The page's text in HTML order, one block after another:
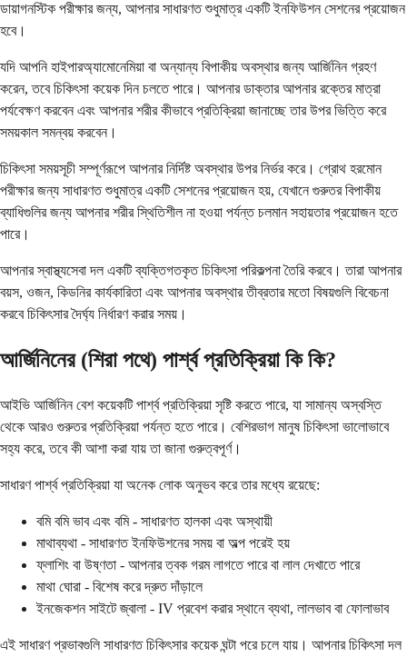
ডায়াগনস্টিক পরীক্ষার জন্য, আপনার সাধারণত শুধুমাত্র একটি ইনফিউশন সেশনের প্রয়োজন
হবে।
যদি আপনি হাইপারঅ্যামোনেমিয়া বা অন্যান্য বিপাকীয় অবস্থার জন্য আর্জিনিন গ্রহণ
করেন, তবে চিকিৎসা কয়েক দিন চলতে পারে। আপনার ডাক্তার আপনার রক্তের মাত্রা
পর্যবেক্ষণ করবেন এবং আপনার শরীর কীভাবে প্রতিক্রিয়া জানাচ্ছে তার উপর ভিত্তি করে
সময়কাল সমন্বয় করবেন।
চিকিৎসা সময়সূচী সম্পূর্ণরূপে আপনার নির্দিষ্ট অবস্থার উপর নির্ভর করে। গ্রোথ হরমোন
পরীক্ষার জন্য সাধারণত শুধুমাত্র একটি সেশনের প্রয়োজন হয়, যেখানে গুরুতর বিপাকীয়
ব্যাধিগুলির জন্য আপনার শরীর স্থিতিশীল না হওয়া পর্যন্ত চলমান সহায়তার প্রয়োজন হতে
পারে।
আপনার স্বাস্থ্যসেবা দল একটি ব্যক্তিগতকৃত চিকিৎসা পরিকল্পনা তৈরি করবে। তারা আপনার
বয়স, ওজন, কিডনির কার্যকারিতা এবং আপনার অবস্থার তীব্রতার মতো বিষয়গুলি বিবেচনা
করবে চিকিৎসার দৈর্ঘ্য নির্ধারণ করার সময়।
আর্জিনিনের (শিরা পথে) পার্শ্ব প্রতিক্রিয়া কি কি?
আইভি আর্জিনিন বেশ কয়েকটি পার্শ্ব প্রতিক্রিয়া সৃষ্টি করতে পারে, যা সামান্য অস্বস্তি
থেকে আরও গুরুতর প্রতিক্রিয়া পর্যন্ত হতে পারে। বেশিরভাগ মানুষ চিকিৎসা ভালোভাবে
সহ্য করে, তবে কী আশা করা যায় তা জানা গুরুত্বপূর্ণ।
সাধারণ পার্শ্ব প্রতিক্রিয়া যা অনেক লোক অনুভব করে তার মধ্যে রয়েছে:
বমি বমি ভাব এবং বমি - সাধারণত হালকা এবং অস্থায়ী
মাথাব্যথা - সাধারণত ইনফিউশনের সময় বা অল্প পরেই হয়
ফ্লাশিং বা উষ্ণতা - আপনার ত্বক গরম লাগতে পারে বা লাল দেখাতে পারে
মাথা ঘোরা - বিশেষ করে দ্রুত দাঁড়ালে
ইনজেকশন সাইটে জ্বালা - IV প্রবেশ করার স্থানে ব্যথা, লালভাব বা ফোলাভাব
এই সাধারণ প্রভাবগুলি সাধারণত চিকিৎসার কয়েক ঘন্টা পরে চলে যায়। আপনার চিকিৎসা দল